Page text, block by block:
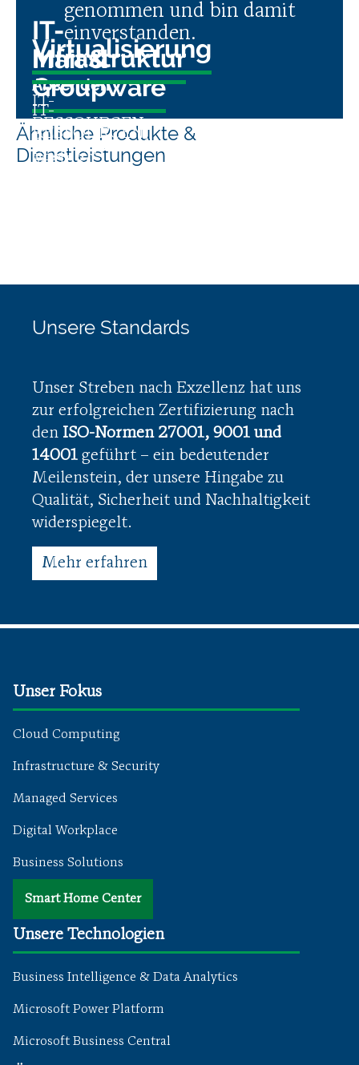
genommen und bin damit
einverstanden.
Ähnliche Produkte &
Dienstleistungen
Virtualisierung
IT-
RESSOURCEN
EFFIZIENT
Mail &
Groupware
E-
MAILS
IT-
Infrastruktur
IT-
RESSOURCEN,
SERVER
Unsere Standards
Unser Streben nach Exzellenz hat uns
zur erfolgreichen Zertifizierung nach
den ISO-Normen 27001, 9001 und
14001 geführt – ein bedeutender
Meilenstein, der unsere Hingabe zu
Qualität, Sicherheit und Nachhaltigkeit
widerspiegelt.
Mehr erfahren
Unser Fokus
Cloud Computing
Infrastructure & Security
Managed Services
Digital Workplace
Business Solutions
Smart Home Center
Unsere Technologien
Business Intelligence & Data Analytics
Microsoft Power Platform
Microsoft Business Central